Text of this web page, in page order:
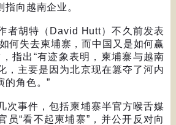
向越南企业。
者胡特（ David Hutt）不久前发表
何失去柬埔寨，而中国又是如何赢
指出 “有迹象表明，柬埔寨与越南
，主要是因为北京现在篡夺了河内
的角色。”
次事件，包括柬埔寨半官方喉舌媒
员“看不起柬埔寨” ，并公开反对向